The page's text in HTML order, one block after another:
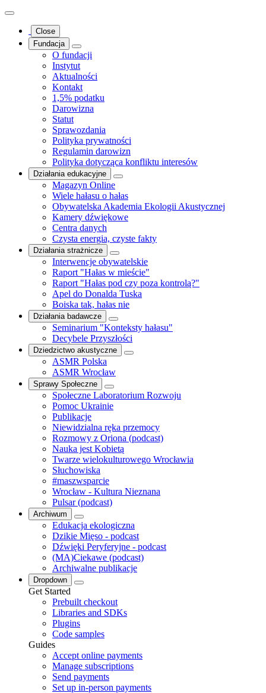
Close
Fundacja
O fundacji
Instytut
Aktualności
Kontakt
1,5% podatku
Darowizna
Statut
Sprawozdania
Polityka prywatności
Regulamin darowizn
Polityka dotycząca konfliktu interesów
Działania edukacyjne
Magazyn Online
Wiele hałasu o hałas
Obywatelska Akademia Ekologii Akustycznej
Kamery dźwiękowe
Centra danych
Czysta energia, czyste fakty
Działania strażnicze
Interwencje obywatelskie
Raport "Hałas w mieście"
Raport "Hałas pod czy poza kontrolą?"
Apel do Donalda Tuska
Boiska tak, hałas nie
Działania badawcze
Seminarium "Konteksty hałasu"
Decybele Przyszłości
Dziedzictwo akustyczne
ASMR Polska
ASMR Wrocław
Sprawy Społeczne
Społeczne Laboratorium Rozwoju
Pomoc Ukrainie
Publikacje
Niewidzialna ręka przemocy
Rozmowy z Oriona (podcast)
Nauka jest Kobietą
Twarze wielokulturowego Wrocławia
Słuchowiska
#maszwsparcie
Wrocław - Kultura Nieznana
Pulsar (podcast)
Archiwum
Edukacja ekologiczna
Dzikie Mięso - podcast
Dźwięki Peryferyjne - podcast
(MA)Ciekawe (podcast)
Archiwalne publikacje
Dropdown
Get Started
Prebuilt checkout
Libraries and SDKs
Plugins
Code samples
Guides
Accept online payments
Manage subscriptions
Send payments
Set up in-person payments